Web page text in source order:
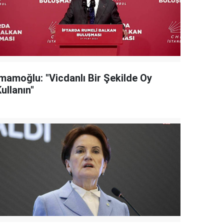
"Vicdanlı Bir Şekilde Oy